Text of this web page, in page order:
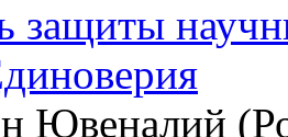
защиты
Ювеналий